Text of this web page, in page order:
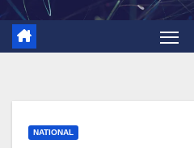
NATIONAL